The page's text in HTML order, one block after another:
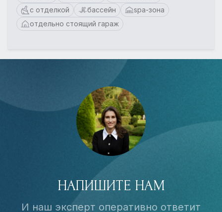
с отделкой
бассейн
spa-зона
отдельно стоящий гараж
НАПИШИТЕ НАМ
И наш эксперт оперативно ответит